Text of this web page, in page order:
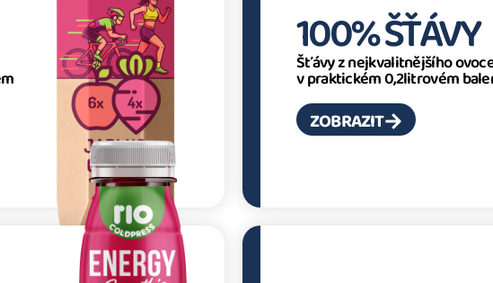
100% ŠŤÁVY
Šťávy z nejkvalitnějšího
v praktickém 0,2litrovém
ZOBRAZIT